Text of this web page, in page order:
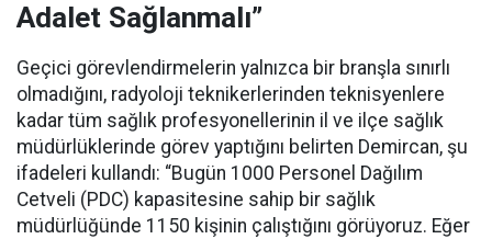
Adalet Sağlanmalı”
Geçici görevlendirmelerin yalnızca bir branşla sınırlı
olmadığını, radyoloji teknikerlerinden teknisyenlere
kadar tüm sağlık profesyonellerinin il ve ilçe sağlık
müdürlüklerinde görev yaptığını belirten Demircan, şu
ifadeleri kullandı: “Bugün 1000 Personel Dağılım
Cetveli (PDC) kapasitesine sahip bir sağlık
müdürlüğünde 1150 kişinin çalıştığını görüyoruz. Eğer